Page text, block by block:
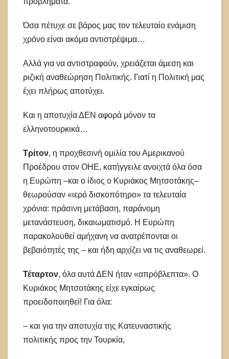
Όσα πέτυχε σε βάρος μας τον τελευταίο ενάμιση
χρόνο είναι ακόμα αντιστρέψιμα…
Αλλά για να αντιστραφούν, χρειάζεται άμεση και
ριζική αναθεώρηση Πολιτικής. Γιατί η Πολιτική μας
έχει πλήρως αποτύχει.
Και η αποτυχία ΔΕΝ αφορά μόνον τα
ελληνοτουρκικά…
Τρίτον, η προχθεσινή ομιλία του Αμερικανού
Προέδρου στον ΟΗΕ, κατήγγειλε ανοιχτά όλα όσα
η Ευρώπη –και ο ίδιος ο Κυριάκος Μητσοτάκης–
θεωρούσαν «ιερό δισκοπότηρο» τα τελευταία
χρόνια: πράσινη μετάβαση, παράνομη
μετανάστευση, δικαιωματισμό. Η Ευρώπη
παρακολουθεί αμήχανη να ανατρέπονται οι
βεβαιότητές της – και ήδη αρχίζει να τις αναθεωρεί.
Τέταρτον, όλα αυτά ΔΕΝ ήταν «απρόβλεπτα». Ο
Κυριάκος Μητσοτάκης είχε εγκαίρως
προειδοποιηθεί! Για όλα:
– και για την αποτυχία της Κατευναστικής
πολιτικής προς την Τουρκία,